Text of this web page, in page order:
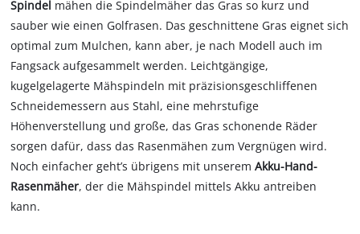
Spindel mähen die Spindelmäher das Gras so kurz und
sauber wie einen Golfrasen. Das geschnittene Gras eignet sich
optimal zum Mulchen, kann aber, je nach Modell auch im
Fangsack aufgesammelt werden. Leichtgängige,
kugelgelagerte Mähspindeln mit präzisionsgeschliffenen
Schneidemessern aus Stahl, eine mehrstufige
Höhenverstellung und große, das Gras schonende Räder
sorgen dafür, dass das Rasenmähen zum Vergnügen wird.
Noch einfacher geht’s übrigens mit unseremAkku-Hand-
Rasenmäher, der die Mähspindel mittels Akku antreiben
kann.